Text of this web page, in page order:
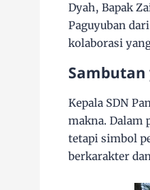
Dyah, Bapak
Paguyuban
kolaborasi
Kepala SDN
makna. Dalam
tetapi simbol
berkarakter